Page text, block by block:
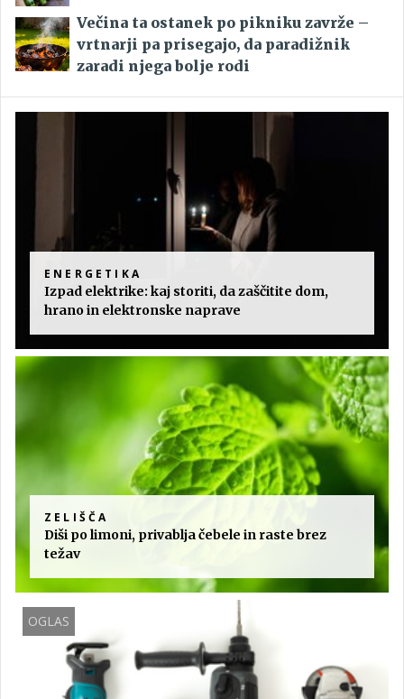
Večina ta ostanek po pikniku zavrže –
vrtnarji pa prisegajo, da paradižnik
zaradi njega bolje rodi
ENERGETIKA
Izpad elektrike: kaj storiti, da zaščitite dom,
hrano in elektronske naprave
ZELIŠČA
Diši po limoni, privablja čebele in raste brez
težav
OGLAS